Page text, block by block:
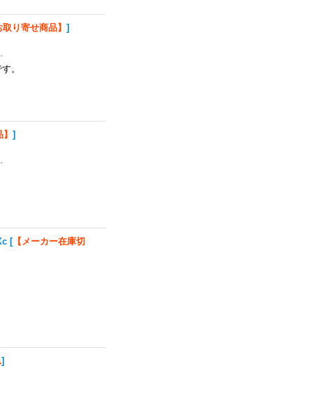
取り寄せ商品】]
。
】]
[【メーカー在庫切
]